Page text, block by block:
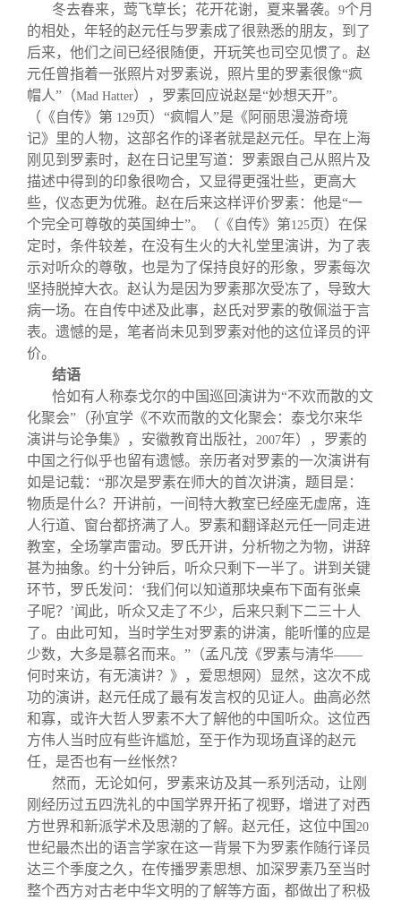
冬去春来，莺飞草长；花开花谢，夏来暑袭。 9个月
的相处，年轻的赵元任与罗素成了很熟悉的朋友，到了
后来，他们之间已经很随便，开玩笑也司空见惯了。赵
元任曾指着一张照片对罗素说，照片里的罗素很像“疯
帽人”（Mad Hatter），罗素回应说赵是“妙想天开”。
（《自传》第 129页）“疯帽人”是《阿丽思漫游奇境
记》里的人物，这部名作的译者就是赵元任。早在上海
刚见到罗素时，赵在日记里写道：罗素跟自己从照片及
描述中得到的印象很吻合，又显得更强壮些，更高大
些，仪态更为优雅。赵在后来这样评价罗素：他是“一
个完全可尊敬的英国绅士”。（《自传》第125页）在保
定时，条件较差，在没有生火的大礼堂里演讲，为了表
示对听众的尊敬，也是为了保持良好的形象，罗素每次
坚持脱掉大衣。赵认为是因为罗素那次受冻了，导致大
病一场。在自传中述及此事，赵氏对罗素的敬佩溢于言
表。遗憾的是，笔者尚未见到罗素对他的这位译员的评
价。
结语
恰如有人称泰戈尔的中国巡回演讲为“不欢而散的文
化聚会”（孙宜学《不欢而散的文化聚会：泰戈尔来华
演讲与论争集》，安徽教育出版社，
2007年），罗素的
中国之行似乎也留有遗憾。亲历者对罗素的一次演讲有
如是记载：“那次是罗素在师大的首次讲演，题目是：
物质是什么？开讲前，一间特大教室已经座无虚席，连
人行道、窗台都挤满了人。罗素和翻译赵元任一同走进
教室，全场掌声雷动。罗氏开讲，分析物之为物，讲辞
甚为抽象。约十分钟后，听众只剩下一半了。讲到关键
环节，罗氏发问：‘我们何以知道那块桌布下面有张桌
子呢？’闻此，听众又走了不少，后来只剩下二三十人
了。由此可知，当时学生对罗素的讲演，能听懂的应是
少数，大多是慕名而来。”（孟凡茂《罗素与清华——
何时来访，有无演讲？》，爱思想网）显然，这次不成
功的演讲，赵元任成了最有发言权的见证人。曲高必然
和寡，或许大哲人罗素不大了解他的中国听众。这位西
方伟人当时应有些许尴尬，至于作为现场直译的赵元
任，是否也有一丝怅然？
然而，无论如何，罗素来访及其一系列活动，让刚
刚经历过五四洗礼的中国学界开拓了视野，增进了对西
方世界和新派学术及思潮的了解。赵元任，这位中国 20
世纪最杰出的语言学家在这一背景下为罗素作随行译员
达三个季度之久，在传播罗素思想、加深罗素乃至当时
整个西方对古老中华文明的了解等方面，都做出了积极